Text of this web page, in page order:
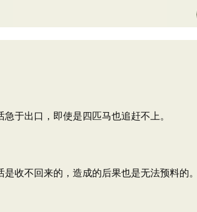
于出口，即使是四匹马也追赶不上。
收不回来的，造成的后果也是无法预料的。